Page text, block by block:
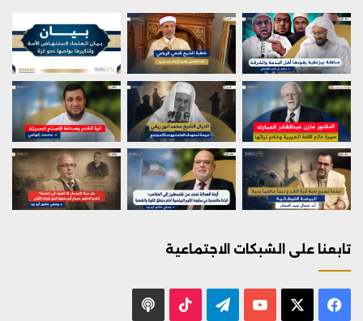
تابعنا على الشبكات الاجتماعية
فيسبوك يوتيوب تيلقرام ‫TikTok